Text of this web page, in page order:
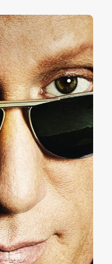
ihrer Eltern die
die verheerende
dieses Geständnis
verraten und
das sie
... ihr dabei aber
eröffnet...